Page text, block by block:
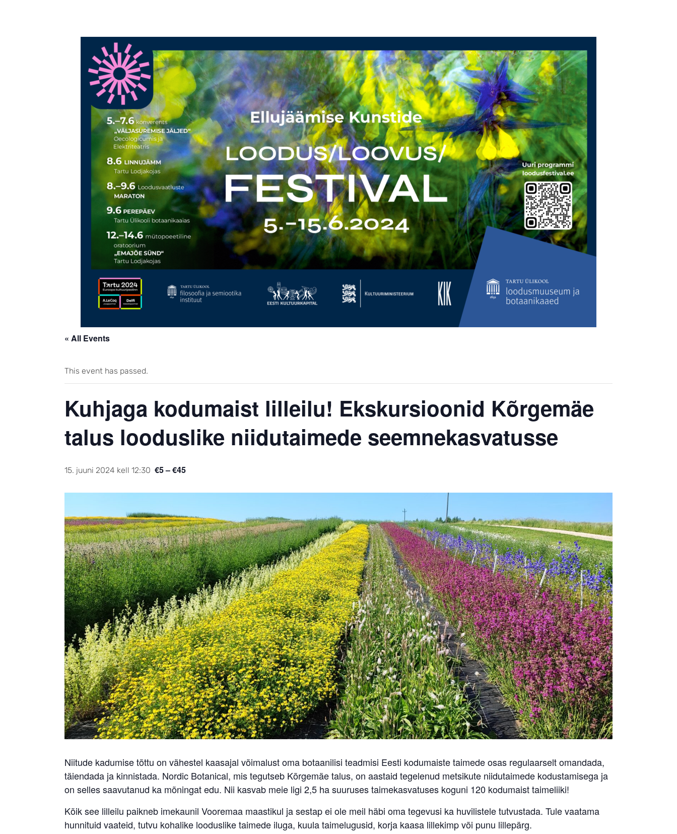
« All Events
This event has passed.
Kuhjaga kodumaist lilleilu! Ekskursioonid Kõrgemäe
talus looduslike niidutaimede seemnekasvatusse
15. juuni 2024 kell 12:30 €5 – €45
Niitude kadumise tõttu on vähestel kaasajal võimalust oma botaanilisi teadmisi Eesti kodumaiste taimede osas regulaarselt omandada,
täiendada ja kinnistada. Nordic Botanical, mis tegutseb Kõrgemäe talus, on aastaid tegelenud metsikute niidutaimede kodustamisega ja
on selles saavutanud ka mõningat edu. Nii kasvab meie ligi 2,5 ha suuruses taimekasvatuses koguni 120 kodumaist taimeliiki!
Kõik see lilleilu paikneb imekaunil Vooremaa maastikul ja sestap ei ole meil häbi oma tegevusi ka huvilistele tutvustada. Tule vaatama
hunnituid vaateid, tutvu kohalike looduslike taimede iluga, kuula taimelugusid, korja kaasa lillekimp või punu lillepärg.